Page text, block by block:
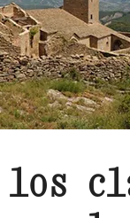
los